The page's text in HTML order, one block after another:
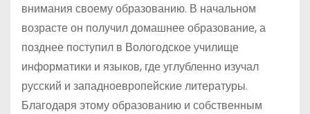
внимания своему образованию. В начальном
возрасте он получил домашнее образование, а
позднее поступил в Вологодское училище
информатики и языков, где углубленно изучал
русский и западноевропейские литературы.
Благодаря этому образованию и собственным